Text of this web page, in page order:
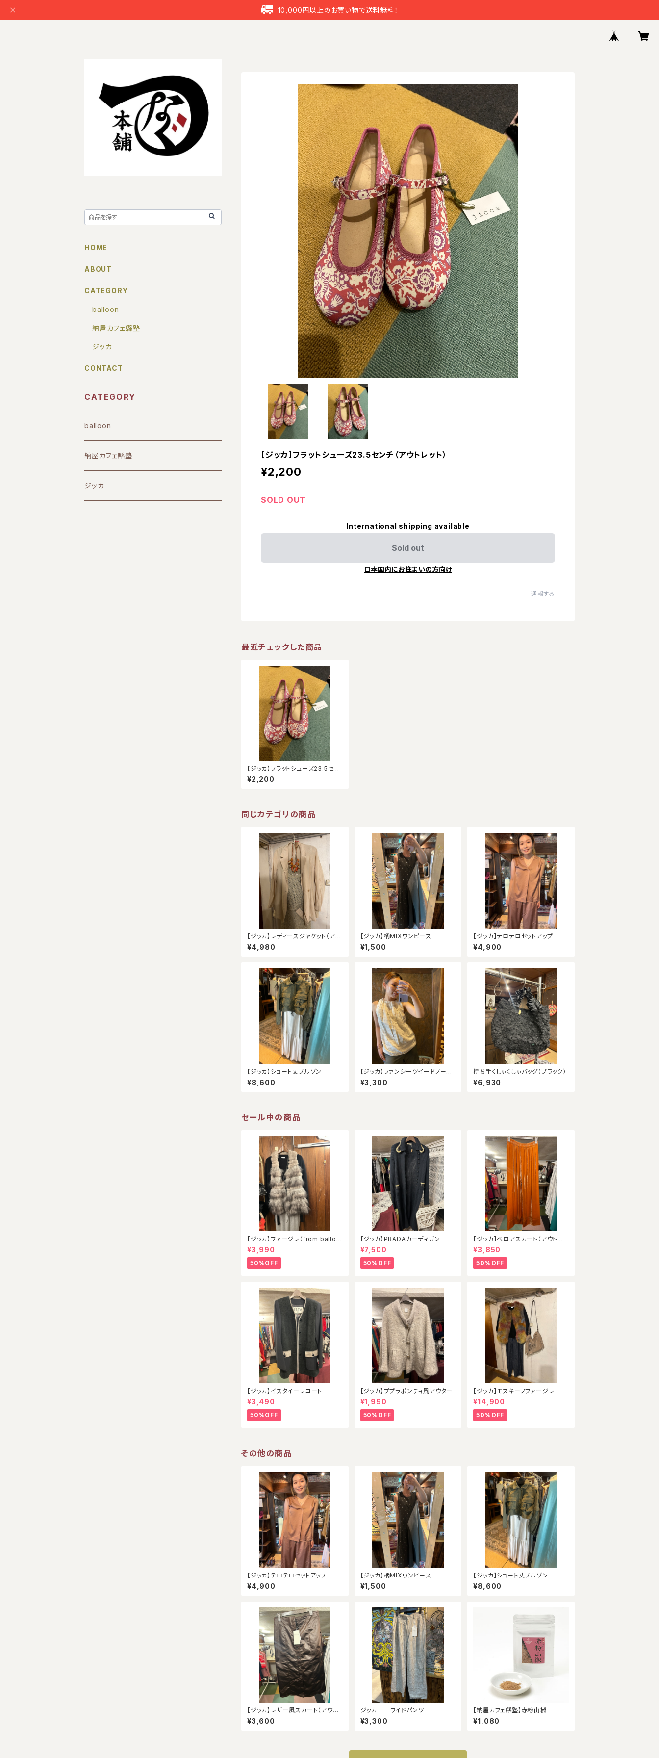
10,000円以上のお買い物で送料無料！
【ジッカ】フラットシューズ23.5センチ（アウトレット）
¥2,200
SOLD OUT
International shipping available
Sold out
日本国内にお住まいの方向け
通報する
最近チェックした商品
【ジッカ】フラットシューズ23.5セン
チ（アウトレット）
¥2,200
同じカテゴリの商品
【ジッカ】レディースジャケット（アウ
トレット）
¥4,980
【ジッカ】柄MIXワンピース
¥1,500
【ジッカ】テロテロセットアップ
¥4,900
【ジッカ】ショート丈ブルゾン
¥8,600
【ジッカ】ファンシーツイードノース
リーブ（アウトレット）
¥3,300
持ち手くしゅくしゅバッグ（ブラック）
¥6,930
セール中の商品
【ジッカ】ファージレ（from balloo
n）
¥3,990
50%OFF
【ジッカ】PRADAカーディガン
¥7,500
50%OFF
【ジッカ】ベロアスカート（アウトレッ
ト）
¥3,850
50%OFF
【ジッカ】イスタイーレコート
¥3,490
50%OFF
【ジッカ】ププラポンチョ風アウター
¥1,990
50%OFF
【ジッカ】モスキーノファージレ
¥14,900
50%OFF
その他の商品
【ジッカ】テロテロセットアップ
¥4,900
【ジッカ】柄MIXワンピース
¥1,500
【ジッカ】ショート丈ブルゾン
¥8,600
【ジッカ】レザー風スカート（アウト
レット）
¥3,600
ジッカ ワイドパンツ
¥3,300
【納屋カフェ縣塾】赤粉山椒
¥1,080
HOME
ABOUT
CATEGORY
balloon
納屋カフェ縣塾
ジッカ
CONTACT
CATEGORY
balloon
納屋カフェ縣塾
ジッカ